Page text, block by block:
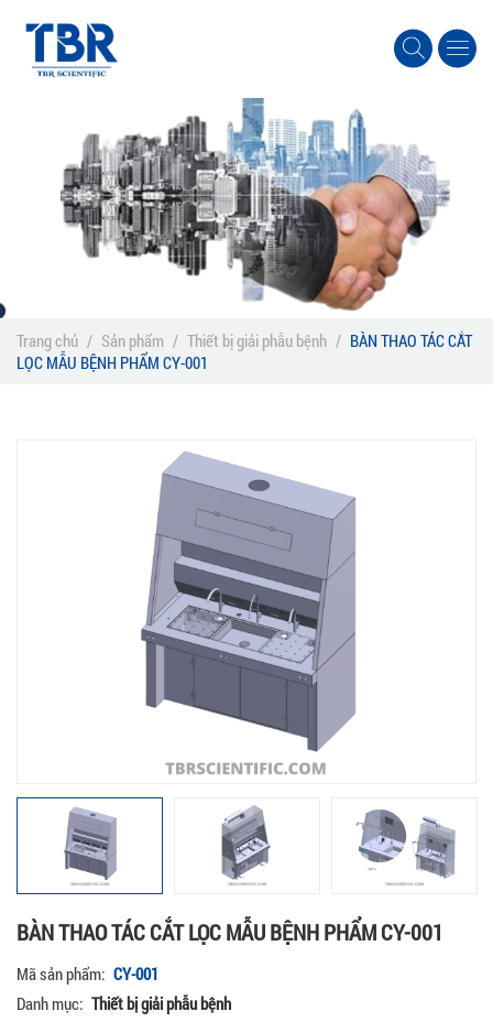
Trang chủ / Sản phẩm / Thiết bị giải phẫu bệnh / BÀN THAO TÁC CẮT
LỌC MẪU BỆNH PHẨM CY-001
BÀN THAO TÁC CẮT LỌC MẪU BỆNH PHẨM CY-001
Mã sản phẩm: CY-001
Danh mục: Thiết bị giải phẫu bệnh